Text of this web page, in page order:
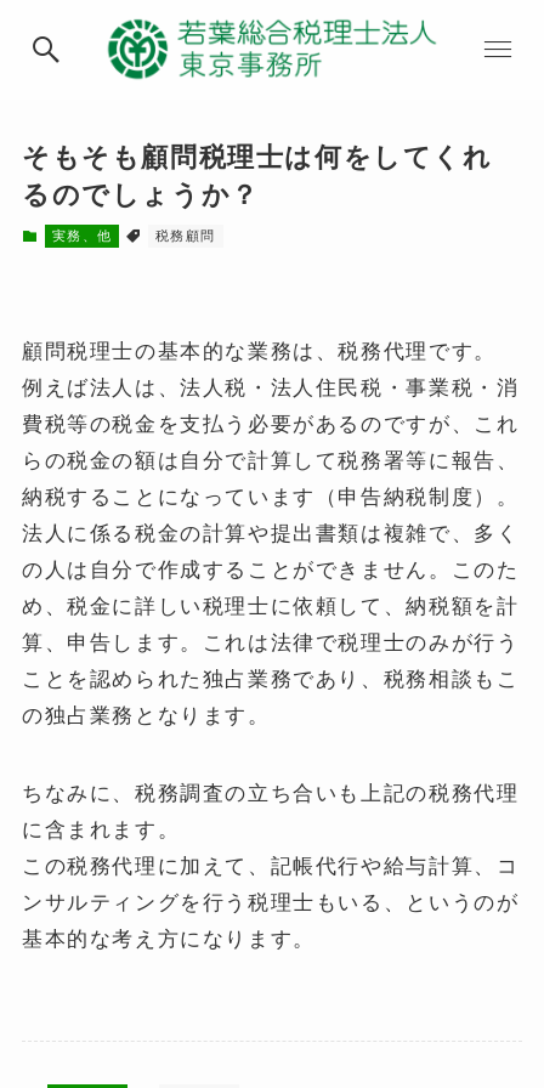
そもそも顧問税理士は何をしてくれ
るのでしょうか？
実務、他 税務顧問
顧問税理士の基本的な業務は、税務代理です。
例えば法人は、法人税・法人住民税・事業税・消
費税等の税金を支払う必要があるのですが、これ
らの税金の額は自分で計算して税務署等に報告、
納税することになっています（申告納税制度）。
法人に係る税金の計算や提出書類は複雑で、多く
の人は自分で作成することができません。このた
め、税金に詳しい税理士に依頼して、納税額を計
算、申告します。これは法律で税理士のみが行う
ことを認められた独占業務であり、税務相談もこ
の独占業務となります。
ちなみに、税務調査の立ち合いも上記の税務代理
に含まれます。
この税務代理に加えて、記帳代行や給与計算、コ
ンサルティングを行う税理士もいる、というのが
基本的な考え方になります。